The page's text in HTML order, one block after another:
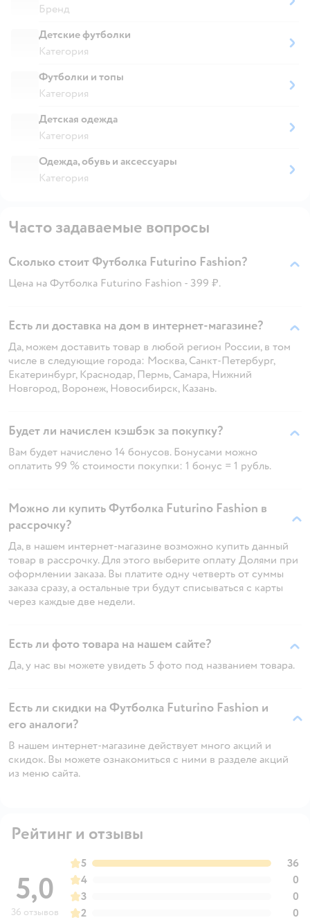
Бренд
Детские футболки
Категория
Футболки и топы
Категория
Детская одежда
Категория
Одежда, обувь и аксессуары
Категория
Часто задаваемые вопросы
Сколько стоит Футболка Futurino Fashion?
Цена на Футболка Futurino Fashion - 399 ₽.
Есть ли доставка на дом в интернет-магазине?
Да, можем доставить товар в любой регион России, в том
числе в следующие города: Москва, Санкт-Петербург,
Екатеринбург, Краснодар, Пермь, Самара, Нижний
Новгород, Воронеж, Новосибирск, Казань.
Будет ли начислен кэшбэк за покупку?
Вам будет начислено 14 бонусов. Бонусами можно
оплатить 99 % стоимости покупки: 1 бонус = 1 рубль.
Можно ли купить Футболка Futurino Fashion в
рассрочку?
Да, в нашем интернет-магазине возможно купить данный
товар в рассрочку. Для этого выберите оплату Долями при
оформлении заказа. Вы платите одну четверть от суммы
заказа сразу, а остальные три будут списываться с карты
через каждые две недели.
Есть ли фото товара на нашем сайте?
Да, у нас вы можете увидеть 5 фото под названием товара.
Есть ли скидки на Футболка Futurino Fashion и
его аналоги?
В нашем интернет-магазине действует много акций и
скидок. Вы можете ознакомиться с ними в разделе акций
из меню сайта.
Рейтинг и отзывы
5,0
36 отзывов
5
36
4
0
3
0
2
0